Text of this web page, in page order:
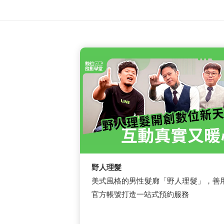
野人理髮
美式風格的男性髮廊「野人理髮」，善
官方帳號打造一站式預約服務